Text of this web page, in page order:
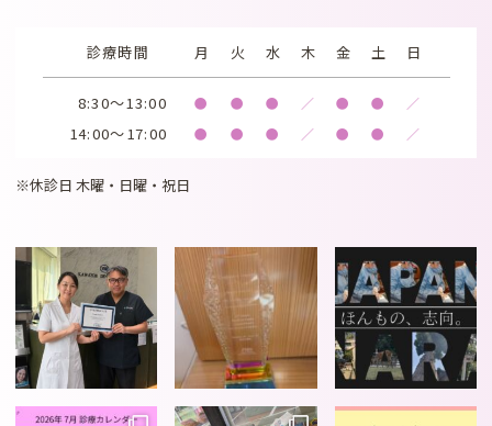
診療時間 月 火 水 木 金 土 日
8:30～13:00 ● ● ● ／ ● ● ／
14:00～17:00 ● ● ● ／ ● ● ／
※休診日 木曜・日曜・祝日